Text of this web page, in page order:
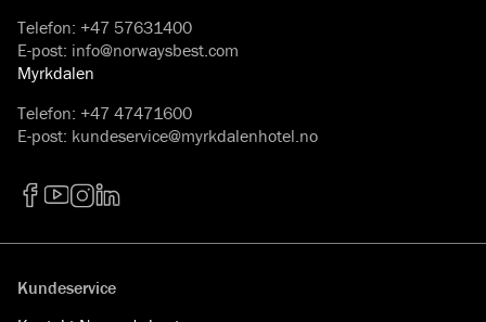
Telefon: +47 57631400
E-post: info@norwaysbest.com
Myrkdalen
Telefon: +47 47471600
E-post: kundeservice@myrkdalenhotel.no
Kundeservice